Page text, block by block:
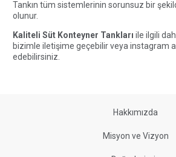
Tankın tüm sistemlerinin sorunsuz bir
olunur.
Kaliteli Süt Konteyner Tankları ile ilgili
bizimle iletişime geçebilirveya instagram
edebilirsiniz.
Hakkımızda
Misyon ve Vizyon